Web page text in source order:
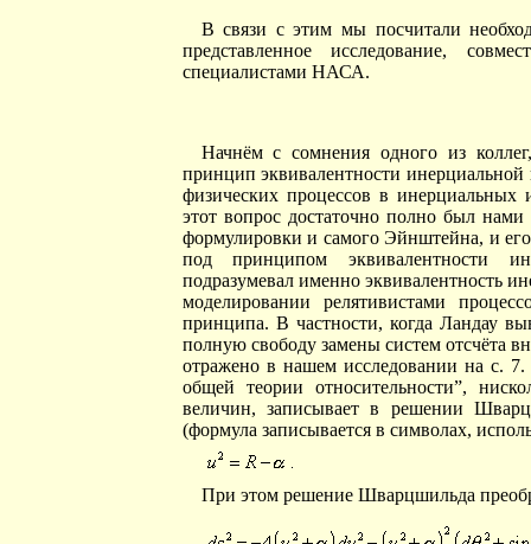
В связи с этим мы посчитали
представленное исследование,
специалистами НАСА.
Начнём с сомнения одного из
принцип эквивалентности
физических процессов в инерциальных
этот вопрос достаточно полно был
формулировки и самого Эйнштейна, и
под принципом эквивалентности
подразумевал именно эквивалентность
моделировании релятивистами
принципа. В частности, когда Ландау
полную свободу замены систем отсчёта
отражено в нашем исследовании на с.
общей теории относительности”,
величин, записывает в решении
(формула записывается в символах,
При этом решение Шварцшильда